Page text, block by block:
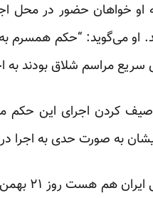
او خواهان حضور در محل
او می‌گوید: “حکم همسرم
مراسم شلاق بودند به
به صورت حدی به اجرا